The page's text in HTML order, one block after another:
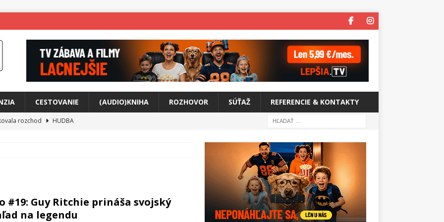
CESTOVANIE (AUDIO)KNIHA ROZHOVOR SÚŤAŽ REFERENCIE & KONTAKTY
rozchod
HUDBA
prepojí generácie
FILM
#19: Guy Ritchie prináša svojský
na legendu